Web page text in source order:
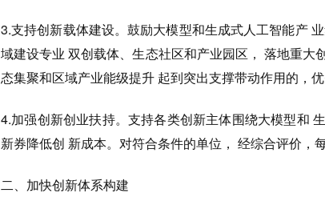
3.支持创新载体建设。鼓励大模型和生成式人工智能产
域建设专业 双创载体、生态社区和产业园区， 落地重大
态集聚和区域产业能级提升 起到突出支撑带动作用的，
4.加强创新创业扶持。支持各类创新主体围绕大模型和
新券降低创 新成本。对符合条件的单位， 经综合评价，
二、加快创新体系构建